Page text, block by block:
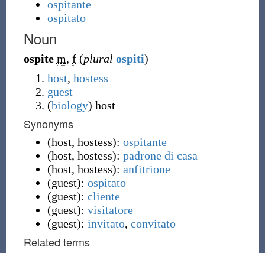
ospitante
ospitato
Noun
ospite m, f (plural ospiti)
host, hostess
guest
(biology) host
Synonyms
(host, hostess): ospitante
(host, hostess): padrone di casa
(host, hostess): anfitrione
(guest): ospitato
(guest): cliente
(guest): visitatore
(guest): invitato, convitato
Related terms